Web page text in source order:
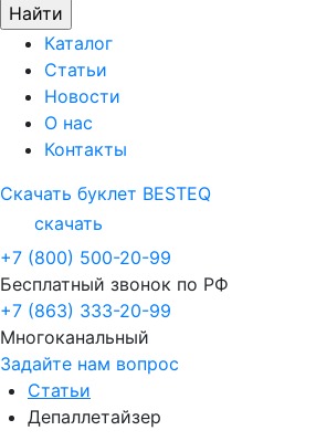
Каталог
Статьи
Новости
О нас
Контакты
Скачать буклет BESTEQ
скачать
+7 (800) 500-20-99
Бесплатный звонок по РФ
+7 (863) 333-20-99
Многоканальный
Задайте нам вопрос
Статьи
Депаллетайзер